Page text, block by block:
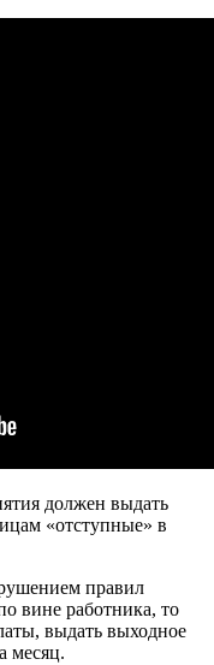
должен выдать
«отступные» в
правил
вине работника, то
выдать выходное
месяц.